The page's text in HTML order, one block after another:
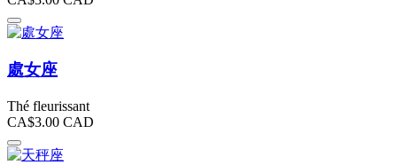
處女座
Thé fleurissant
CA$3.00 CAD